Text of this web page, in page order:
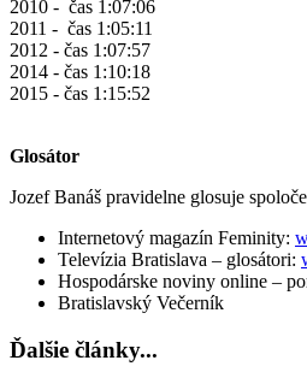
2010 - čas 1:07:06
2011 - čas 1:05:11
2012 - čas 1:07:57
2014 - čas 1:10:18
2015 - čas 1:15:52
Glosátor
Jozef Banáš pravidelne glosuje
Internetový magazín Feminity:
Televízia Bratislava – glosátori:
Hospodárske noviny online –
Bratislavský Večerník
Ďalšie články...